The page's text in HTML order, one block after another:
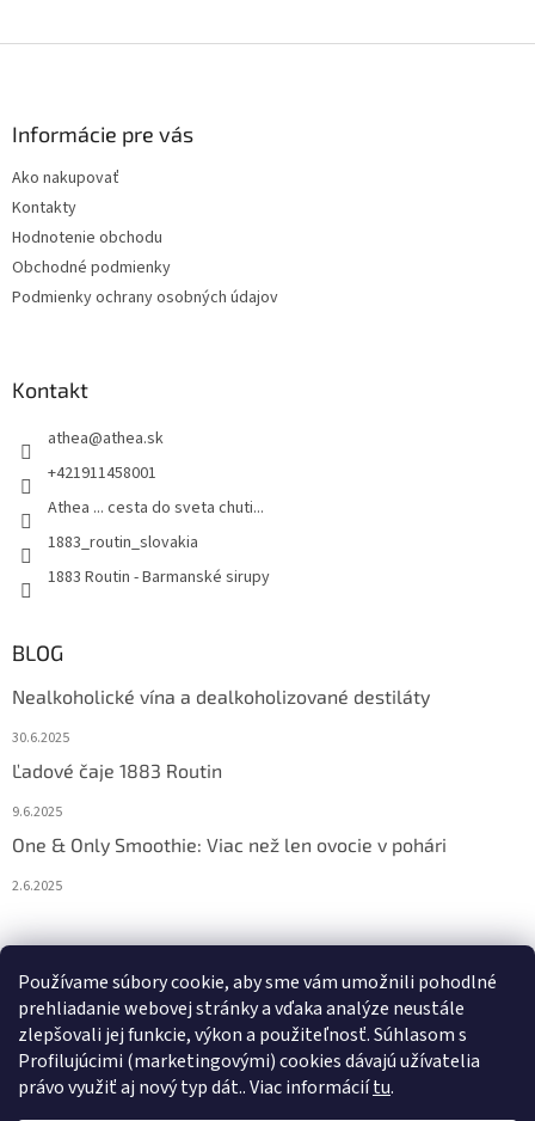
Používame súbory cookie, aby sme vám umožnili pohodlné
prehliadanie webovej stránky a vďaka analýze neustále
zlepšovali jej funkcie, výkon a použiteľnosť. Súhlasom s
Profilujúcimi (marketingovými) cookies dávajú užívatelia
právo využiť aj nový typ dát.. Viac informáciítu.
Informácie pre vás
Ako nakupovať
Kontakty
Hodnotenie obchodu
Obchodné podmienky
Podmienky ochrany osobných údajov
Kontakt
athea@athea.sk
+421911458001
Athea ... cesta do sveta chuti...
1883_routin_slovakia
1883 Routin - Barmanské sirupy
BLOG
Nealkoholické vína a dealkoholizované destiláty
30.6.2025
Ľadové čaje 1883 Routin
9.6.2025
One & Only Smoothie: Viac než len ovocie v pohári
2.6.2025